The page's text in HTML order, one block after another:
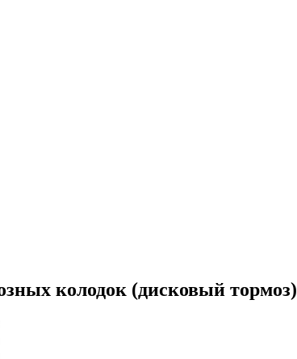
колодок (дисковый тормоз)